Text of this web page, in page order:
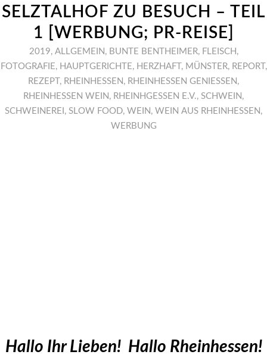
SELZTALHOF ZU BESUCH – TEIL
1 [WERBUNG; PR-REISE]
2019, ALLGEMEIN , BUNTE BENTHEIMER, FLEISCH ,
FOTOGRAFIE, HAUPTGERICHTE, HERZHAFT , MÜNSTER, REPORT ,
REZEPT , RHEINHESSEN , RHEINHESSEN GENIESSEN
,
RHEINHESSEN WEIN , RHEINHGESSEN E.V., SCHWEIN ,
SCHWEINEREI , SLOW FOOD, WEIN , WEIN AUS RHEINHESSEN ,
WERBUNG
Hallo Ihr Lieben! Hallo Rheinhessen!